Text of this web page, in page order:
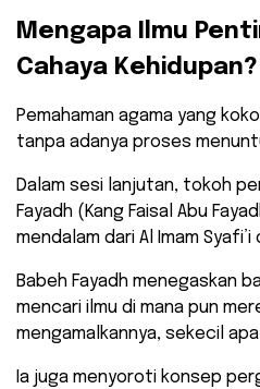
​Mengapa Ilmu
Cahaya Kehidupan?
​Pemahaman agama yang
tanpa adanya proses
Dalam sesi lanjutan, tokoh
Fayadh (Kang Faisal Abu
mendalam dari Al Imam Syafi’i
​Babeh Fayadh menegaskan
mencari ilmu di mana pun
mengamalkannya, sekecil
Ia juga menyoroti konsep